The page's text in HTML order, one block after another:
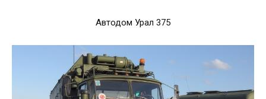
Автодом Урал 375